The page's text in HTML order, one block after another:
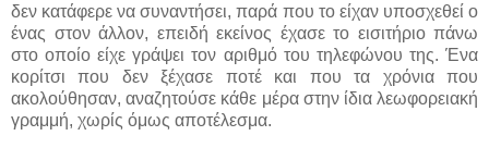
δεν κατάφερε να συναντήσει, παρά που το είχαν υποσχεθεί ο
ένας στον άλλον, επειδή εκείνος έχασε το εισιτήριο πάνω
στο οποίο είχε γράψει τον αριθμό του τηλεφώνου της. Ένα
κορίτσι που δεν ξέχασε ποτέ και που τα χρόνια που
ακολούθησαν, αναζητούσε κάθε μέρα στην ίδια λεωφορειακή
γραμμή, χωρίς όμως αποτέλεσμα.